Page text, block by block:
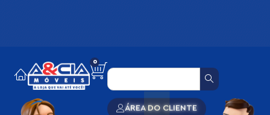
0
ÁREA DO CLIENTE